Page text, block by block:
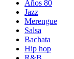
Años 80
Jazz
Merengue
Salsa
Bachata
Hip hop